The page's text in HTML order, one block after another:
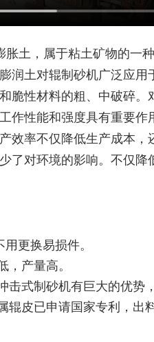
土，属于粘土矿物的一
润土对辊制砂机广泛应
脆性材料的粗、中破碎
作性能和强度具有重要
效率不仅降低生产成本
了对环境的影响。不仅降
更换易损件。
，产量高。
击式制砂机有巨大的优势
皮已申请国家专利，出